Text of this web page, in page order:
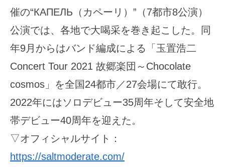
催の“КАПЕЛЬ（カペーリ）”（7都市8公演）
公演では、各地で大喝采を巻き起こした。同
年9月からはバンド編成による「玉置浩二
Concert Tour 2021 故郷楽団～Chocolate
cosmos」を全国24都市／27会場にて敢行。
2022年にはソロデビュー35周年そして安全地
帯デビュー40周年を迎えた。
▽オフィシャルサイト：
https://saltmoderate.com/